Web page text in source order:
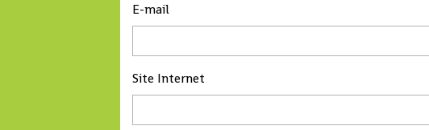
E-mail
Site Internet